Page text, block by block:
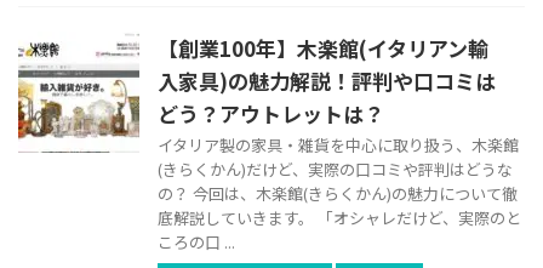
【創業100年】木楽館(イタリアン輸
入家具)の魅力解説！評判や口コミは
どう？アウトレットは？
イタリア製の家具・雑貨を中心に取り扱う、木楽館
(きらくかん)だけど、実際の口コミや評判はどうな
の？ 今回は、木楽館(きらくかん)の魅力について徹
底解説していきます。 「オシャレだけど、実際のと
ころの口 ...